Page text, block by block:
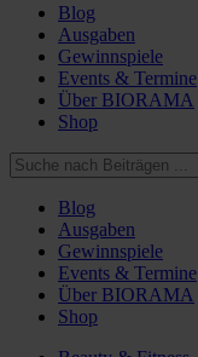
Blog
Ausgaben
Gewinnspiele
Events & Termine
Über BIORAMA
Shop
Blog
Ausgaben
Gewinnspiele
Events & Termine
Über BIORAMA
Shop